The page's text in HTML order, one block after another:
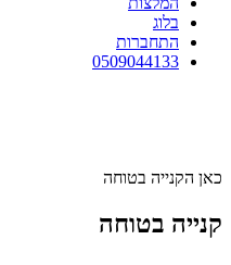
בלוג
התחברות
0509044133
כאן הקנייה בטוחה
קנייה בטוחה